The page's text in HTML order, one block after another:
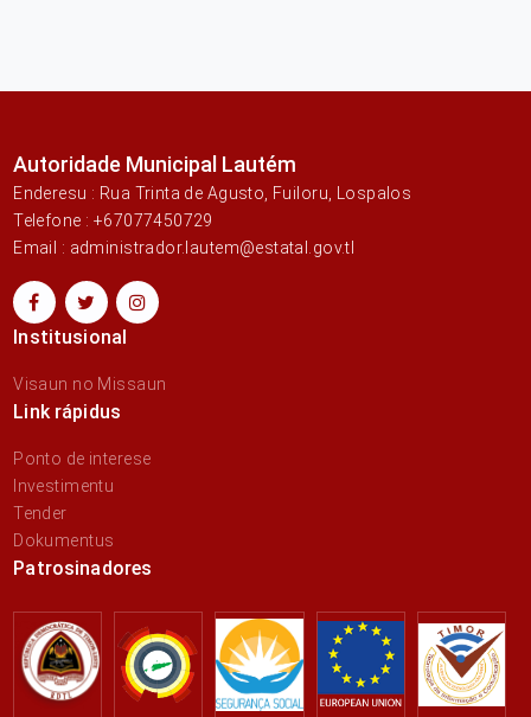
Autoridade Municipal Lautém
Enderesu : Rua Trinta de Agusto, Fuiloru, Lospalos
Telefone : +67077450729
Email : administrador.lautem@estatal.gov.tl
Institusional
Visaun no Missaun
Link rápidus
Ponto de interese
Investimentu
Tender
Dokumentus
Patrosinadores